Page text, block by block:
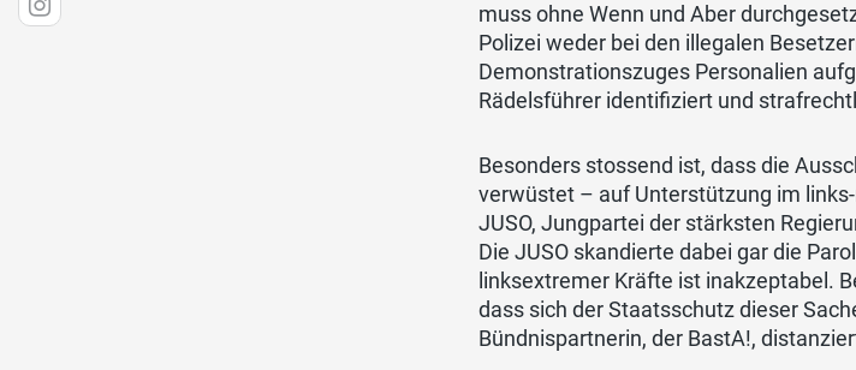
muss ohne Wenn und Aber
Polizei weder bei den illegalen
Demonstrationszuges Personalien
Rädelsführer identifiziert und
Besonders stossend ist, dass die
verwüstet – auf Unterstützung im
JUSO, Jungpartei der stärksten
Die JUSO skandierte dabei gar die
linksextremer Kräfte ist inakzeptabel.
dass sich der Staatsschutz dieser
Bündnispartnerin, der BastA!,